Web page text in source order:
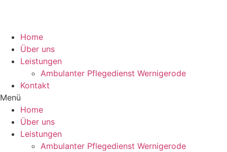
Home
Über uns
Leistungen
Ambulanter Pflegedienst Wernigerode
Kontakt
Menü
Home
Über uns
Leistungen
Ambulanter Pflegedienst Wernigerode